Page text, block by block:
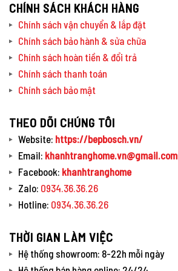
CHÍNH SÁCH KHÁCH HÀNG
Chính sách vận chuyển & lắp đặt
Chính sách bảo hành & sửa chữa
Chính sách hoàn tiền & đổi trả
Chính sách thanh toán
Chính sách bảo mật
THEO DÕI CHÚNG TÔI
Website: https://bepbosch.vn/
Email: khanhtranghome.vn@gmail.com
Facebook: khanhtranghome
Zalo: 0934.36.36.26
Hotline: 0934.36.36.26
THỜI GIAN LÀM VIỆC
Hệ thống showroom: 8-22h mỗi ngày